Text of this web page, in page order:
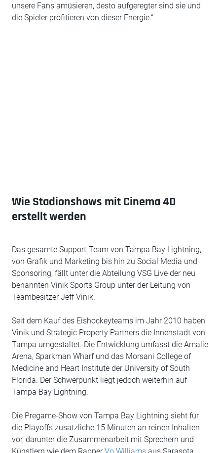
unsere Fans amüsieren, desto aufgeregter sind sie und
die Spieler profitieren von dieser Energie.“
Wie Stadionshows mit Cinema 4D
erstellt werden
Das gesamte Support-Team von Tampa Bay Lightning,
von Grafik und Marketing bis hin zu Social Media und
Sponsoring, fällt unter die Abteilung VSG Live der neu
benannten Vinik Sports Group unter der Leitung von
Teambesitzer Jeff Vinik.
Seit dem Kauf des Eishockeyteams im Jahr 2010 haben
Vinik und Strategic Property Partners die Innenstadt von
Tampa umgestaltet. Die Entwicklung umfasst die Amalie
Arena, Sparkman Wharf und das Morsani College of
Medicine and Heart Institute der University of South
Florida. Der Schwerpunkt liegt jedoch weiterhin auf
Tampa Bay Lightning.
Die Pregame-Show von Tampa Bay Lightning sieht für
die Playoffs zusätzliche 15 Minuten an reinen Inhalten
vor, darunter die Zusammenarbeit mit Sprechern und